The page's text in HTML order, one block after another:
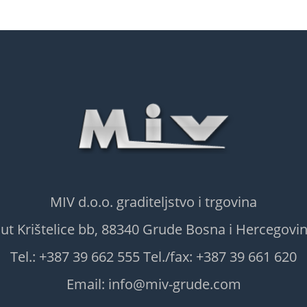
MIV d.o.o. graditeljstvo i trgovina
Krištelice bb, 88340 Grude Bosna i
Tel.: +387 39 662 555 Tel./fax: +387 39 661 620
Email: info@miv-grude.com